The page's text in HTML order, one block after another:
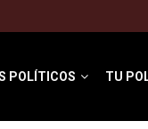
POLÍTICOS TU